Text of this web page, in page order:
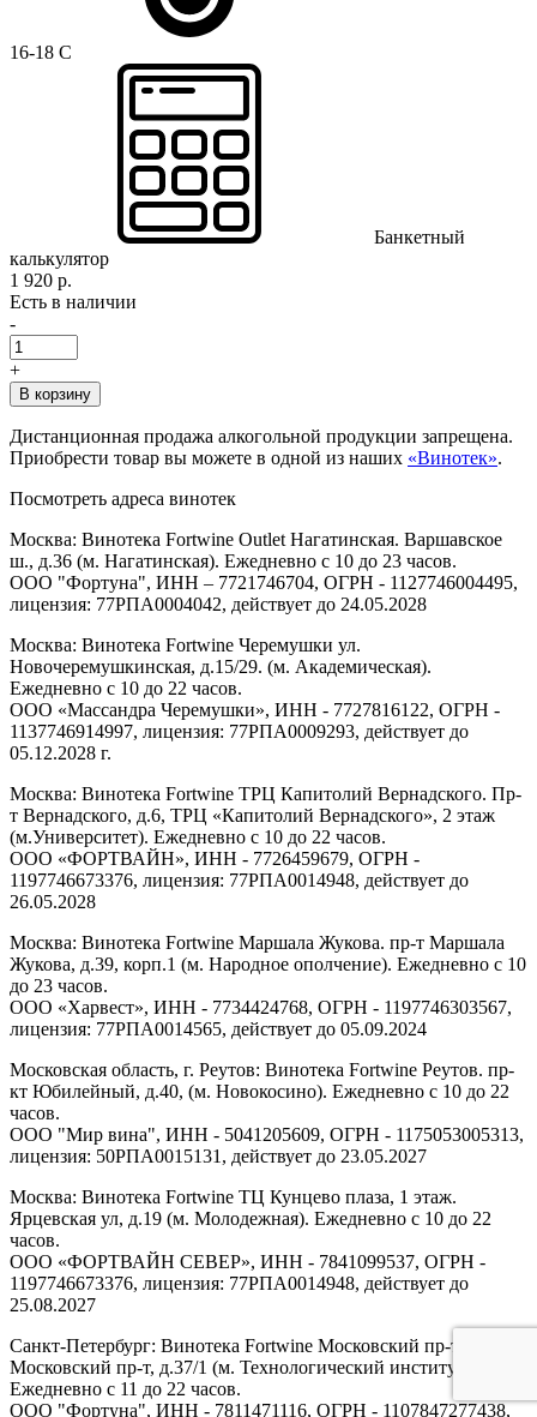
16-18 C
Банкетный
калькулятор
1 920 р.
Есть в наличии
-
+
В корзину
Дистанционная продажа алкогольной продукции запрещена.
Приобрести товар вы можете в одной из наших «Винотек».
Посмотреть адреса винотек
Москва: Винотека Fortwine Outlet Нагатинская. Варшавское
ш., д.36 (м. Нагатинская). Ежедневно с 10 до 23 часов.
ООО "Фортуна", ИНН – 7721746704, ОГРН - 1127746004495,
лицензия: 77РПА0004042, действует до 24.05.2028
Москва: Винотека Fortwine Черемушки ул.
Новочеремушкинская, д.15/29. (м. Академическая).
Ежедневно с 10 до 22 часов.
ООО «Массандра Черемушки», ИНН - 7727816122, ОГРН -
1137746914997, лицензия: 77РПА0009293, действует до
05.12.2028 г.
Москва: Винотека Fortwine ТРЦ Капитолий Вернадского. Пр-
т Вернадского, д.6, ТРЦ «Капитолий Вернадского», 2 этаж
(м.Университет). Ежедневно с 10 до 22 часов.
ООО «ФОРТВАЙН», ИНН - 7726459679, ОГРН -
1197746673376, лицензия: 77РПА0014948, действует до
26.05.2028
Москва: Винотека Fortwine Маршала Жукова. пр-т Маршала
Жукова, д.39, корп.1 (м. Народное ополчение). Ежедневно с 10
до 23 часов.
ООО «Харвест», ИНН - 7734424768, ОГРН - 1197746303567,
лицензия: 77РПА0014565, действует до 05.09.2024
Московская область, г. Реутов: Винотека Fortwine Реутов. пр-
кт Юбилейный, д.40, (м. Новокосино). Ежедневно с 10 до 22
часов.
ООО "Мир вина", ИНН - 5041205609, ОГРН - 1175053005313,
лицензия: 50РПА0015131, действует до 23.05.2027
Москва: Винотека Fortwine ТЦ Кунцево плаза, 1 этаж.
Ярцевская ул, д.19 (м. Молодежная). Ежедневно с 10 до 22
часов.
ООО «ФОРТВАЙН СЕВЕР», ИНН - 7841099537, ОГРН -
1197746673376, лицензия: 77РПА0014948, действует до
25.08.2027
Санкт-Петербург: Винотека Fortwine Московский пр-т.
Московский пр-т, д.37/1 (м. Технологический институт).
Ежедневно с 11 до 22 часов.
ООО "Фортуна", ИНН - 7811471116, ОГРН - 1107847277438,